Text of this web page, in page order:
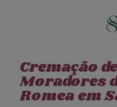
Cremação
Moradores
Romea em